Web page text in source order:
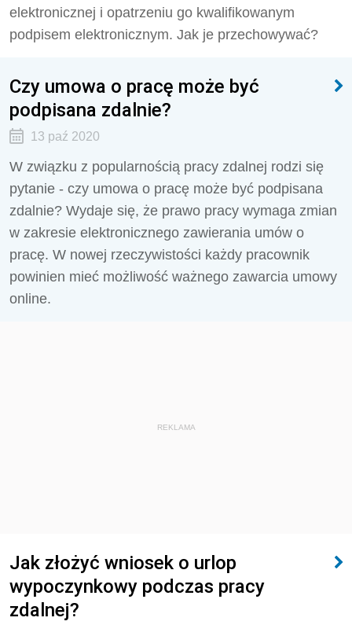
elektronicznej i opatrzeniu go kwalifikowanym
podpisem elektronicznym. Jak je przechowywać?
Czy umowa o pracę może być
podpisana zdalnie?
13 paź 2020
W związku z popularnością pracy zdalnej rodzi się
pytanie - czy umowa o pracę może być podpisana
zdalnie? Wydaje się, że prawo pracy wymaga zmian
w zakresie elektronicznego zawierania umów o
pracę. W nowej rzeczywistości każdy pracownik
powinien mieć możliwość ważnego zawarcia umowy
online.
REKLAMA
Jak złożyć wniosek o urlop
wypoczynkowy podczas pracy
zdalnej?